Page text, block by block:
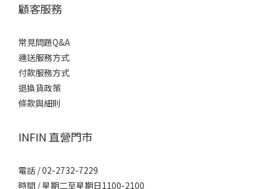
顧客服務
常見問題Q&A
運送服務方式
付款服務方式
退換貨政策
條款與細則
INFIN 直營門市
電話 / 02-2732-7229
時間 / 星期二至星期日1100-2100